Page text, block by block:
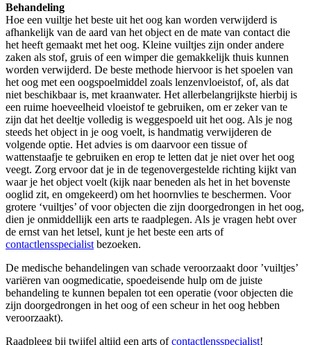
Behandeling
Hoe een vuiltje het beste uit het oog kan worden verwijderd is
afhankelijk van de aard van het object en de mate van contact die
het heeft gemaakt met het oog. Kleine vuiltjes zijn onder andere
zaken als stof, gruis of een wimper die gemakkelijk thuis kunnen
worden verwijderd. De beste methode hiervoor is het spoelen van
het oog met een oogspoelmiddel zoals lenzenvloeistof, of, als dat
niet beschikbaar is, met kraanwater. Het allerbelangrijkste hierbij is
een ruime hoeveelheid vloeistof te gebruiken, om er zeker van te
zijn dat het deeltje volledig is weggespoeld uit het oog. Als je nog
steeds het object in je oog voelt, is handmatig verwijderen de
volgende optie. Het advies is om daarvoor een tissue of
wattenstaafje te gebruiken en erop te letten dat je niet over het oog
veegt. Zorg ervoor dat je in de tegenovergestelde richting kijkt van
waar je het object voelt (kijk naar beneden als het in het bovenste
ooglid zit, en omgekeerd) om het hoornvlies te beschermen. Voor
grotere ‘vuiltjes’ of voor objecten die zijn doorgedrongen in het oog,
dien je onmiddellijk een arts te raadplegen. Als je vragen hebt over
de ernst van het letsel, kunt je het beste een arts of
contactlensspecialist bezoeken.
De medische behandelingen van schade veroorzaakt door ’vuiltjes’
variëren van oogmedicatie, spoedeisende hulp om de juiste
behandeling te kunnen bepalen tot een operatie (voor objecten die
zijn doorgedrongen in het oog of een scheur in het oog hebben
veroorzaakt).
Raadpleeg bij twijfel altijd een arts ofcontactlensspecialist!